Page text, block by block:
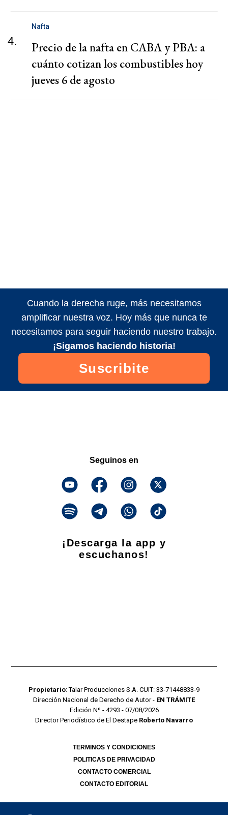
4.
Nafta
Precio de la nafta en CABA y PBA: a
cuánto cotizan los combustibles hoy
jueves 6 de agosto
Cuando la derecha ruge, más necesitamos
amplificar nuestra voz. Hoy más que nunca te
necesitamos para seguir haciendo nuestro trabajo.
¡Sigamos haciendo historia!
Suscribite
Seguinos en
¡Descarga la app y
escuchanos!
Propietario: Talar Producciones S.A. CUIT: 33-71448833-9
Dirección Nacional de Derecho de Autor - EN TRÁMITE
Edición Nº - 4293 - 07/08/2026
Director Periodístico de El Destape Roberto Navarro
TERMINOS Y CONDICIONES
POLITICAS DE PRIVACIDAD
CONTACTO COMERCIAL
CONTACTO EDITORIAL